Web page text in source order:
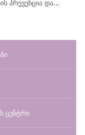
პრევენცია და...
ცენტრი